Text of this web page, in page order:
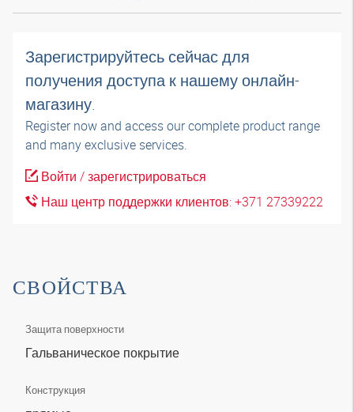
Зарегистрируйтесь сейчас для
получения доступа к нашему онлайн-
магазину.
Register now and access our complete product range
and many exclusive services.
Войти / зарегистрироваться
Наш центр поддержки клиентов: +371 27339222
СВОЙСТВА
Защита поверхности
Гальваническое покрытие
Конструкция